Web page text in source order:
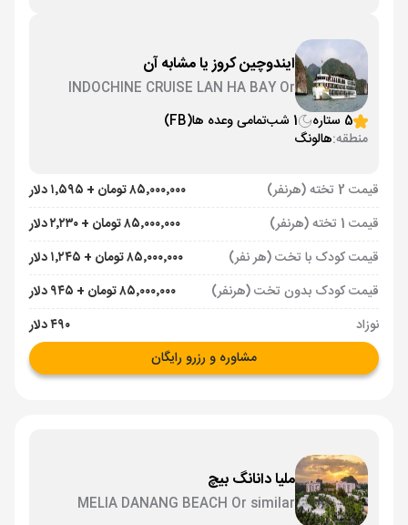
ایندوچین کروز یا مشابه آن
INDOCHINE CRUISE LAN HA BAY Or
5 ستاره 1 شب تمامی وعده ها(FB)
منطقه:هالونگ
قیمت 2 تخته (هرنفر)
۸۵٬۰۰۰٬۰۰۰ تومان + ۱٬۵۹۵ دلار
قیمت 1 تخته (هرنفر)
۸۵٬۰۰۰٬۰۰۰ تومان + ۲٬۲۳۰ دلار
قیمت کودک با تخت (هر نفر)
۸۵٬۰۰۰٬۰۰۰ تومان + ۱٬۲۴۵ دلار
قیمت کودک بدون تخت (هرنفر)
۸۵٬۰۰۰٬۰۰۰ تومان + ۹۴۵ دلار
نوزاد
۴۹۰ دلار
مشاوره و رزرو رایگان
ملیا دانانگ بیچ
MELIA DANANG BEACH Or similar